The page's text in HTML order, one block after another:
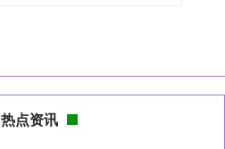
热点资讯